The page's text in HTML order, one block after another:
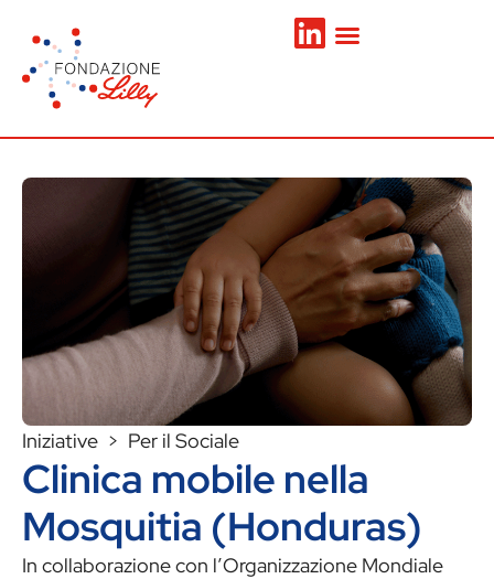
Iniziative > Per il Sociale
Clinica mobile nella
Mosquitia (Honduras)
In collaborazione con l’Organizzazione Mondiale